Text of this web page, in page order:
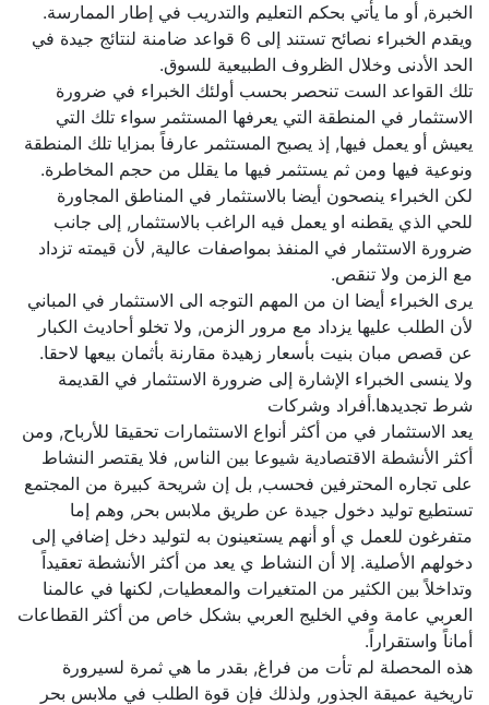
الخبرة, أو ما يأتي بحكم التعليم والتدريب في إطار الممارسة.
ويقدم الخبراء نصائح تستند إلى 6 قواعد ضامنة لنتائج جيدة في
الحد الأدنى وخلال الظروف الطبيعية للسوق.
تلك القواعد الست تنحصر بحسب أولئك الخبراء في ضرورة
الاستثمار في المنطقة التي يعرفها المستثمر سواء تلك التي
يعيش أو يعمل فيها, إذ يصبح المستثمر عارفاً بمزايا تلك المنطقة
ونوعية فيها ومن ثم يستثمر فيها ما يقلل من حجم المخاطرة.
لكن الخبراء ينصحون أيضا بالاستثمار في المناطق المجاورة
للحي الذي يقطنه او يعمل فيه الراغب بالاستثمار, إلى جانب
ضرورة الاستثمار في المنفذ بمواصفات عالية, لأن قيمته تزداد
مع الزمن ولا تنقص.
يرى الخبراء أيضا ان من المهم التوجه الى الاستثمار في المباني
لأن الطلب عليها يزداد مع مرور الزمن, ولا تخلو أحاديث الكبار
عن قصص مبان بنيت بأسعار زهيدة مقارنة بأثمان بيعها لاحقا.
ولا ينسى الخبراء الإشارة إلى ضرورة الاستثمار في القديمة
شرط تجديدها.أفراد وشركات
يعد الاستثمار في من أكثر أنواع الاستثمارات تحقيقا للأرباح, ومن
أكثر الأنشطة الاقتصادية شيوعا بين الناس, فلا يقتصر النشاط
على تجاره المحترفين فحسب, بل إن شريحة كبيرة من المجتمع
تستطيع توليد دخول جيدة عن طريق ملابس بحر, وهم إما
متفرغون للعمل ي أو أنهم يستعينون به لتوليد دخل إضافي إلى
دخولهم الأصلية. إلا أن النشاط ي يعد من أكثر الأنشطة تعقيداً
وتداخلاً بين الكثير من المتغيرات والمعطيات, لكنها في عالمنا
العربي عامة وفي الخليج العربي بشكل خاص من أكثر القطاعات
أماناً واستقراراً.
هذه المحصلة لم تأت من فراغ, بقدر ما هي ثمرة لسيرورة
تاريخية عميقة الجذور, ولذلك فإن قوة الطلب في ملابس بحر